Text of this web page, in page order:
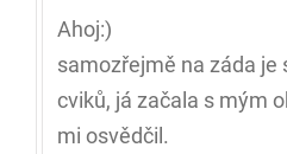
Ahoj:)
samozřejmě na záda je
cviků, já začala s mým
mi osvědčil.